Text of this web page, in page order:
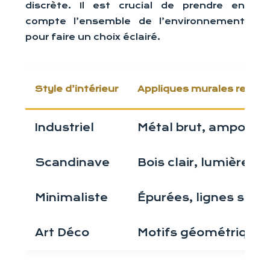
discrète. Il est crucial de prendre en
compte l’ensemble de l’environnement
pour faire un choix éclairé.
Style d’intérieur Appliques murales
Industriel Métal brut,
Scandinave Bois clair, lumière
Minimaliste Épurées, lignes
Art Déco Motifs